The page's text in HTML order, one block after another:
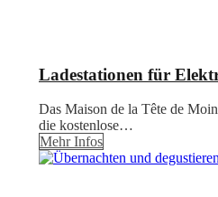
Ladestationen für
Das Maison de la Tête de
die kostenlose…
Mehr Infos